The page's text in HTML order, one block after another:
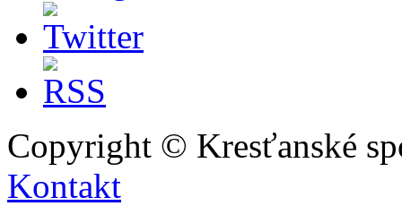
Copyright © Kresťanské
Kontakt